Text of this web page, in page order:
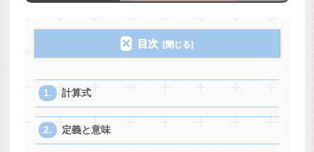
目次
計算式
定義と意味